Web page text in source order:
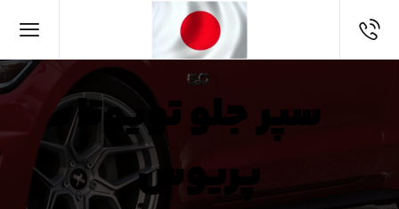
سپر جلو تویوتا
پریوس